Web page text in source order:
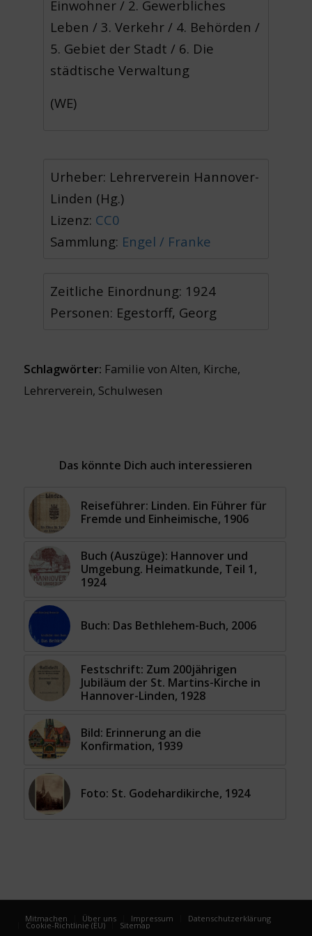
Einwohner / 2. Gewerbliches
Leben / 3. Verkehr / 4. Behörden /
5. Gebiet der Stadt / 6. Die
städtische Verwaltung
(WE)
Urheber: Lehrerverein Hannover-
Linden (Hg.)
Lizenz: CC0
Sammlung: Engel / Franke
Zeitliche Einordnung: 1924
Personen: Egestorff, Georg
Schlagwörter: Familie von Alten, Kirche,
Lehrerverein, Schulwesen
Das könnte Dich auch interessieren
Reiseführer: Linden. Ein Führer für
Fremde und Einheimische, 1906
Buch (Auszüge): Hannover und
Umgebung. Heimatkunde, Teil 1,
1924
Buch: Das Bethlehem-Buch, 2006
Festschrift: Zum 200jährigen
Jubiläum der St. Martins-Kirche in
Hannover-Linden, 1928
Bild: Erinnerung an die
Konfirmation, 1939
Foto: St. Godehardikirche, 1924
Mitmachen Über uns Impressum Datenschutzerklärung
Cookie-Richtlinie (EU) Sitemap